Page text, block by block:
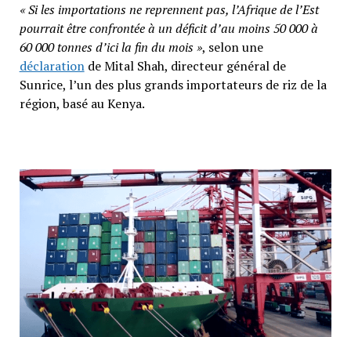
« Si les importations ne reprennent pas, l’Afrique de l’Est
pourrait être confrontée à un déficit d’au moins 50 000 à
60 000 tonnes d’ici la fin du mois », selon une
déclarationde Mital Shah, directeur général de
Sunrice, l’un des plus grands importateurs de riz de la
région, basé au Kenya.